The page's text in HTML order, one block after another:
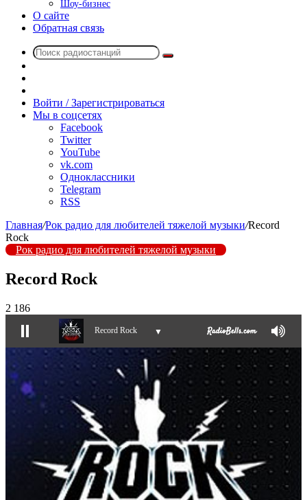
Шоу-бизнес
О сайте
Обратная связь
Поиск
радио
Войти / Зарегистрироваться
Мы в соцсетях
Facebook
Twitter
YouTube
vk.com
Одноклассники
Telegram
RSS
Главная/Рок радио для любителей тяжелой музыки/Record
Rock
Рок радио для любителей тяжелой музыки
Record Rock
2 186
Record Rock ▼